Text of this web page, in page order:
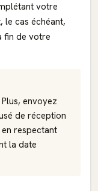
votre
le cas échéant,
fin de votre
envoyez
de réception
respectant
la date